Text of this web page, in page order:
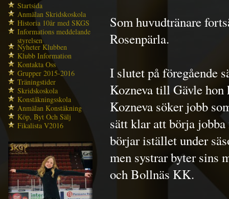
Startsida
Anmälan Skridskoskola
Historia 10år med SKGS
Informations meddelande
styrelsen
Nyheter Klubben
Klubb Information
Kontakta Oss
Grupper 2015-2016
Träningstider
Skridskoskola
Konståkningsskola
Anmälan Konståkning
Köp, Byt Och Sälj
Fikalista V2016
Som huvudtränare
Rosenpärla.
I slutet på föregående
Kozneva till Gävle
Kozneva söker jobb
sätt klar att börja jobba
börjar istället under
men systrar byter sins
och Bollnäs KK.